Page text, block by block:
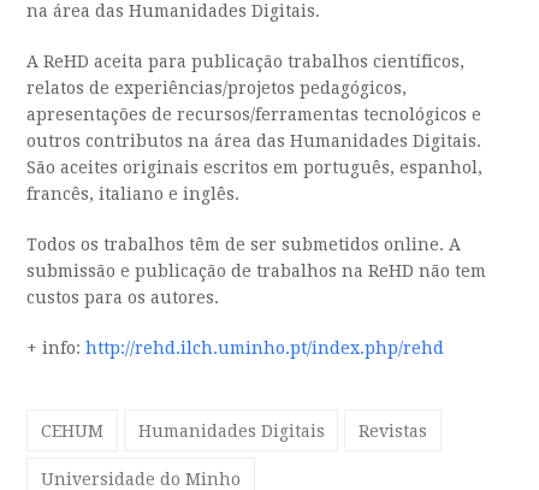
na área das Humanidades Digitais.
A ReHD aceita para publicação trabalhos científicos,
relatos de experiências/projetos pedagógicos,
apresentações de recursos/ferramentas tecnológicos e
outros contributos na área das Humanidades Digitais.
São aceites originais escritos em português, espanhol,
francês, italiano e inglês.
Todos os trabalhos têm de ser submetidos online. A
submissão e publicação de trabalhos na ReHD não tem
custos para os autores.
+ info:http://rehd.ilch.uminho.pt/index.php/rehd
CEHUM Humanidades Digitais Revistas
Universidade do Minho